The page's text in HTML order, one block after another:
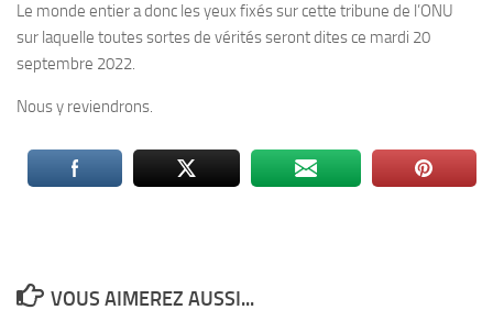
Le monde entier a donc les yeux fixés sur cette tribune de l’ONU
sur laquelle toutes sortes de vérités seront dites ce mardi 20
septembre 2022.
Nous y reviendrons.
VOUS AIMEREZ AUSSI...